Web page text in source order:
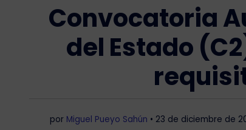
Convocatoria
del Estado
por Miguel Pueyo Sahún • 23 de diciembre de